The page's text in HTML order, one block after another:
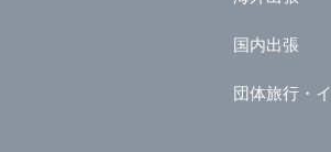
国内出張
団体旅行・